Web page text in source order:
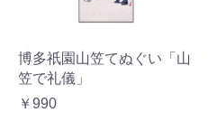
博多祇園山笠てぬぐい「山
笠で礼儀」
￥990